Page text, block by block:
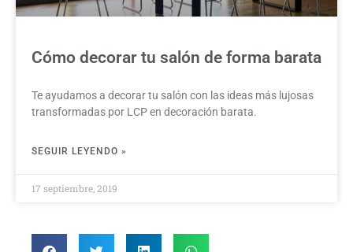
Cómo decorar tu salón de forma barata
Te ayudamos a decorar tu salón con las ideas más lujosas
transformadas por LCP en decoración barata.
SEGUIR LEYENDO »
17 septiembre, 2019